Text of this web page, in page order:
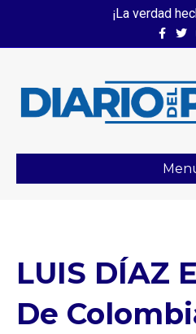
¡La verdad
Facebook
LUIS DÍAZ
De